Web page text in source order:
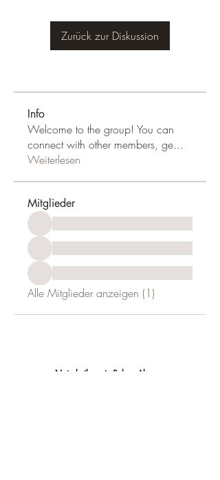
Zurück zur Diskussion
Info
Welcome to the group! You can
connect with other members, ge...
Weiterlesen
Mitglieder
Alle Mitglieder anzeigen (1)
Naturheilpraxis Selma Alaçam